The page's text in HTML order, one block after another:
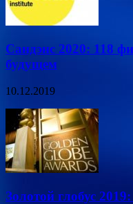
Сандэнс 2020: 118
будущем
10.12.2019
Золотой глобус